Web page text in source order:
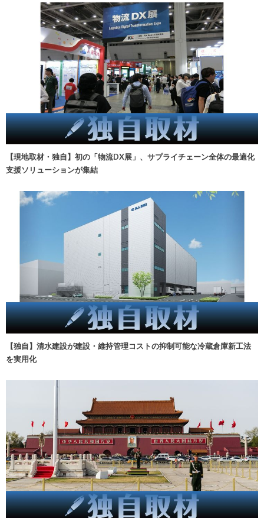
【現地取材・独自】初の「物流DX展」、サプライチェーン全体の最適化
支援ソリューションが集結
【独自】清水建設が建設・維持管理コストの抑制可能な冷蔵倉庫新工法
を実用化